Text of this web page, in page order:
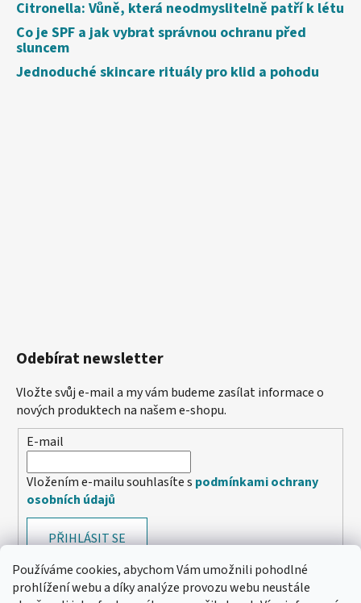
Používáme cookies, abychom Vám umožnili pohodlné
prohlížení webu a díky analýze provozu webu neustále
Citronella: Vůně, která neodmyslitelně patří k létu
Co je SPF a jak vybrat správnou ochranu před
sluncem
Jednoduché skincare rituály pro klid a pohodu
Odebírat newsletter
Vložte svůj e-mail a my vám budeme zasílat informace o
nových produktech na našem e-shopu.
E-mail
Vložením e-mailu souhlasíte s podmínkami ochrany
osobních údajů
PŘIHLÁSIT SE